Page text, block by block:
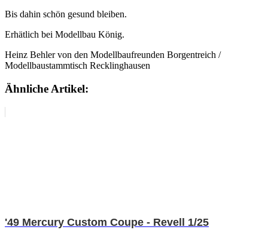
Bis dahin schön gesund bleiben.
Erhätlich bei Modellbau König.
Heinz Behler von den Modellbaufreunden Borgentreich /
Modellbaustammtisch Recklinghausen
Ähnliche Artikel:
'49 Mercury Custom Coupe - Revell 1/25